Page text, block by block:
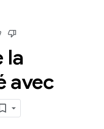
la
avec